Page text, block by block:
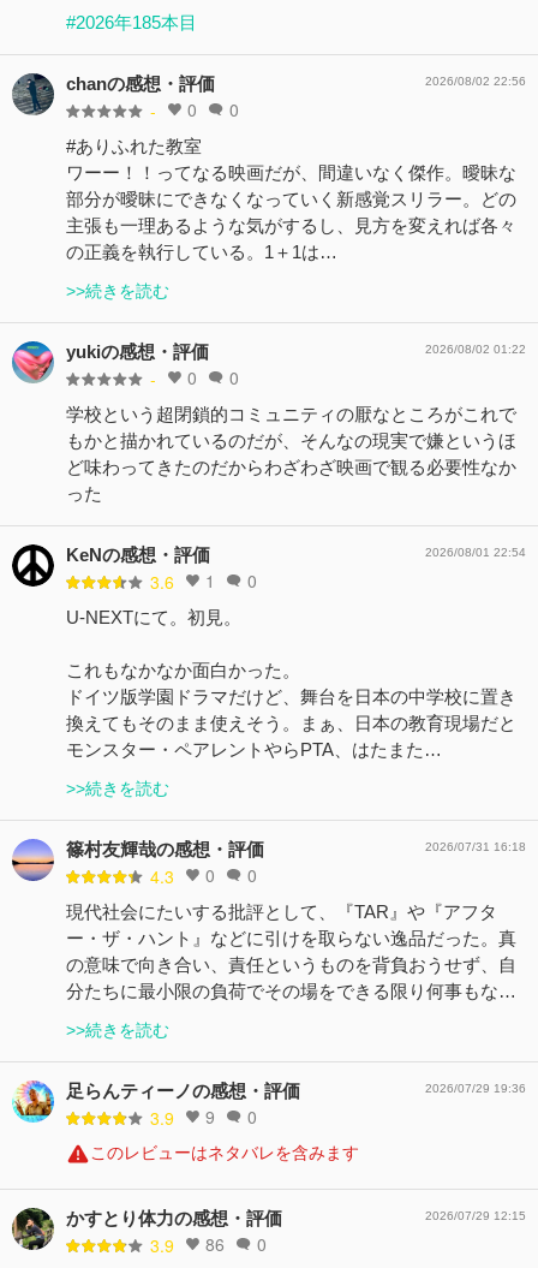
#2026年185本目
chanの感想・評価
- 0 0
2026/08/02 22:56
#ありふれた教室
ワーー！！ってなる映画だが、間違いなく傑作。曖昧な
部分が曖昧にできなくなっていく新感覚スリラー。どの
主張も一理あるような気がするし、見方を変えれば各々
の正義を執行している。1＋1は…
>>続きを読む
yukiの感想・評価
- 0 0
2026/08/02 01:22
学校という超閉鎖的コミュニティの厭なところがこれで
もかと描かれているのだが、そんなの現実で嫌というほ
ど味わってきたのだからわざわざ映画で観る必要性なか
った
KeNの感想・評価
3.6 1 0
2026/08/01 22:54
U-NEXTにて。初見。
これもなかなか面白かった。
ドイツ版学園ドラマだけど、舞台を日本の中学校に置き
換えてもそのまま使えそう。まぁ、日本の教育現場だと
モンスター・ペアレントやらPTA、はたまた…
>>続きを読む
篠村友輝哉の感想・評価
4.3 0 0
2026/07/31 16:18
現代社会にたいする批評として、『TAR』や『アフタ
ー・ザ・ハント』などに引けを取らない逸品だった。真
の意味で向き合い、責任というものを背負おうせず、自
分たちに最小限の負荷でその場をできる限り何事もな…
>>続きを読む
足らんティーノの感想・評価
3.9 9 0
2026/07/29 19:36
このレビューはネタバレを含みます
かすとり体力の感想・評価
3.9 86 0
2026/07/29 12:15